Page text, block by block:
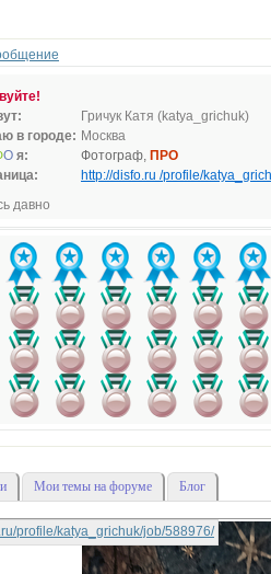
Гричук Катя (katya_grichuk)
в городе: Москва
О я: Фотограф, ПРО
http://disfo.ru /profile/
давно
Мои темы на форуме Блог
profile/katya_grichuk/job/588976/